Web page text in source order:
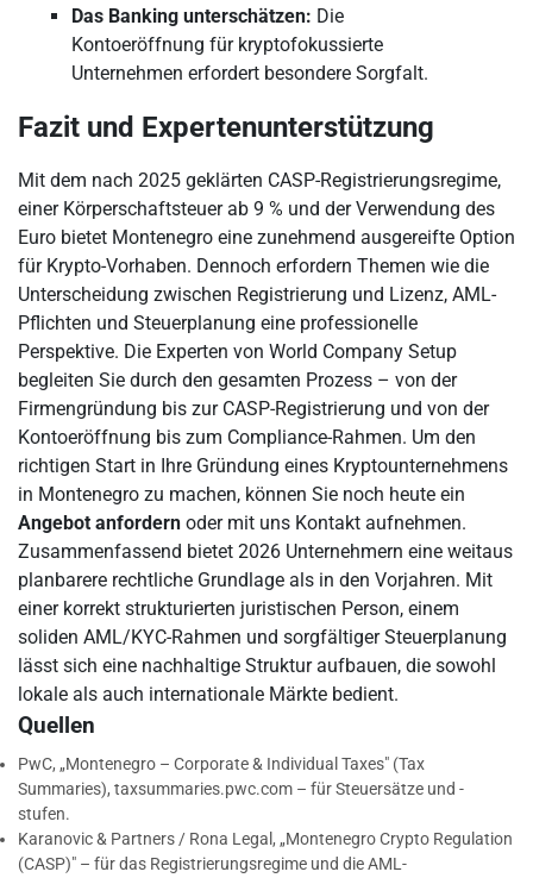
Das Banking unterschätzen: Die
Kontoeröffnung für kryptofokussierte
Unternehmen erfordert besondere Sorgfalt.
Fazit und Expertenunterstützung
Mit dem nach 2025 geklärten CASP-Registrierungsregime,
einer Körperschaftsteuer ab 9 % und der Verwendung des
Euro bietet Montenegro eine zunehmend ausgereifte Option
für Krypto-Vorhaben. Dennoch erfordern Themen wie die
Unterscheidung zwischen Registrierung und Lizenz, AML-
Pflichten und Steuerplanung eine professionelle
Perspektive. Die Experten von World Company Setup
begleiten Sie durch den gesamten Prozess – von der
Firmengründung bis zur CASP-Registrierung und von der
Kontoeröffnung bis zum Compliance-Rahmen. Um den
richtigen Start in Ihre Gründung eines Kryptounternehmens
in Montenegro zu machen, können Sie noch heute ein
Angebot anfordern oder mit uns Kontakt aufnehmen.
Zusammenfassend bietet 2026 Unternehmern eine weitaus
planbarere rechtliche Grundlage als in den Vorjahren. Mit
einer korrekt strukturierten juristischen Person, einem
soliden AML/KYC-Rahmen und sorgfältiger Steuerplanung
lässt sich eine nachhaltige Struktur aufbauen, die sowohl
lokale als auch internationale Märkte bedient.
Quellen
PwC, „Montenegro – Corporate & Individual Taxes" (Tax
Summaries), taxsummaries.pwc.com – für Steuersätze und -
stufen.
Karanovic & Partners / Rona Legal, „Montenegro Crypto Regulation
(CASP)" – für das Registrierungsregime und die AML-